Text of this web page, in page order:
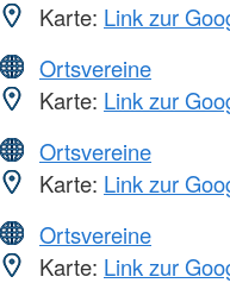
Karte: Link zur
Ortsvereine
Karte: Link zur
Ortsvereine
Karte: Link zur
Ortsvereine
Karte: Link zur